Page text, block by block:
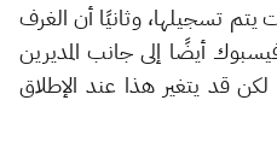
يتم تسجيلها، وثانيًا أن الغرف
أيضًا إلى جانب المديرين
قد يتغير هذا عند الإطلاق